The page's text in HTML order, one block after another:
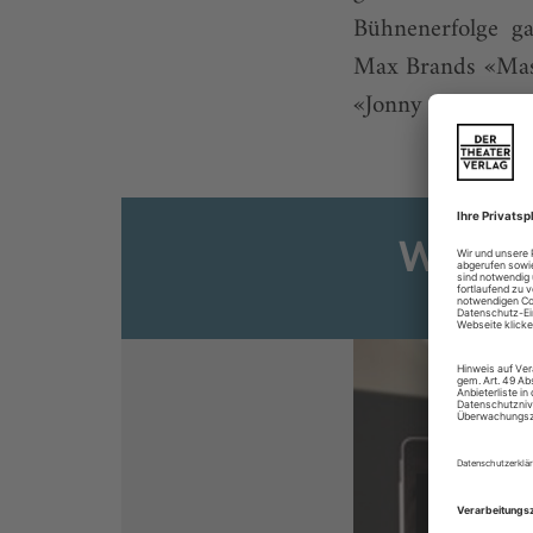
Bühnenerfolge
Max Brands
«Jonny spielt